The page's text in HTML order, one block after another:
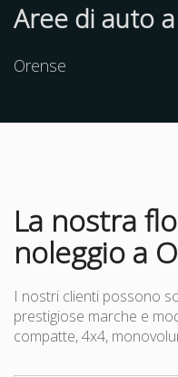
Aree di auto
Orense
La nostra
noleggio a
I nostri clienti possono
prestigiose marche e
compatte, 4x4,